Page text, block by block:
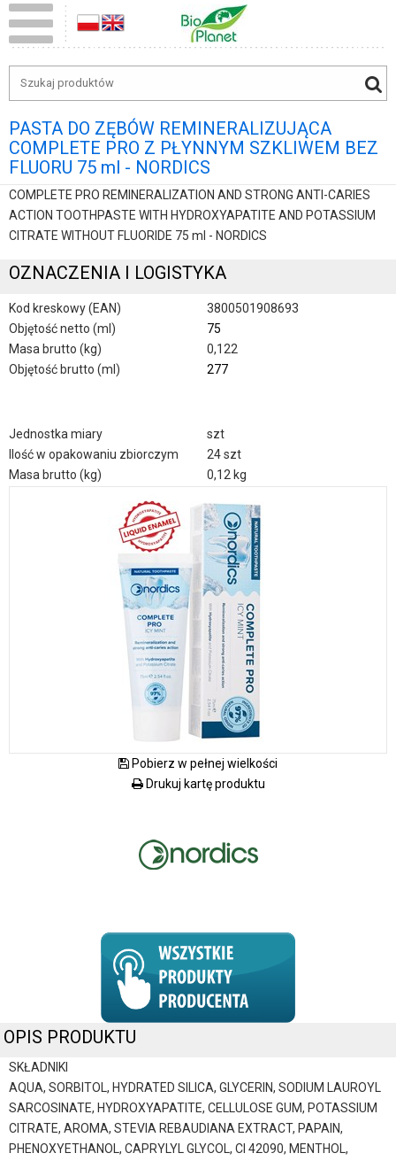
PASTA DO ZĘBÓW REMINERALIZUJĄCA
COMPLETE PRO Z PŁYNNYM SZKLIWEM BEZ
FLUORU 75 ml - NORDICS
COMPLETE PRO REMINERALIZATION AND STRONG ANTI-CARIES
ACTION TOOTHPASTE WITH HYDROXYAPATITE AND POTASSIUM
CITRATE WITHOUT FLUORIDE 75 ml - NORDICS
OZNACZENIA I LOGISTYKA
Kod kreskowy (EAN)
3800501908693
Objętość netto (ml)
75
Masa brutto (kg)
0,122
Objętość brutto (ml)
277
Jednostka miary
szt
Ilość w opakowaniu zbiorczym
24 szt
Masa brutto (kg)
0,12 kg
Pobierz w pełnej wielkości
Drukuj kartę produktu
OPIS PRODUKTU
SKŁADNIKI
AQUA, SORBITOL, HYDRATED SILICA, GLYCERIN, SODIUM LAUROYL
SARCOSINATE, HYDROXYAPATITE, CELLULOSE GUM, POTASSIUM
CITRATE, AROMA, STEVIA REBAUDIANA EXTRACT, PAPAIN,
PHENOXYETHANOL, CAPRYLYL GLYCOL, CI 42090, MENTHOL,